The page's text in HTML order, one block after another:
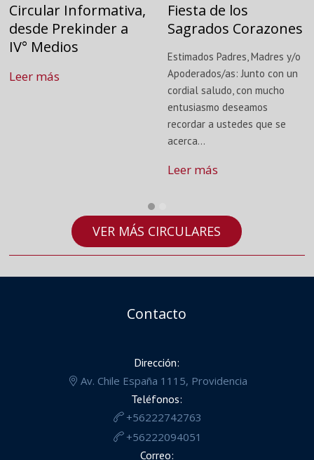
Circular Informativa,
desde Prekinder a
IV° Medios
Leer más
Fiesta de los
Sagrados Corazones
Estimados Padres, Madres y/o
Apoderados/as: Junto con un
cordial saludo, con mucho
entusiasmo deseamos
recordar a ustedes que se
acerca...
Leer más
VER MÁS CIRCULARES
Contacto
Dirección:
Av. Chile España 1115, Providencia
Teléfonos:
+56222742763
+56222094051
Correo: